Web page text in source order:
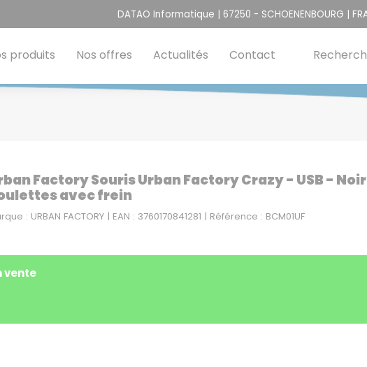
DATAO Informatique | 67250 - SCHOENENBOURG |
produits Nos offres Actualités Contact
Factory Souris Urban Factory Crazy - USB -
avec frein
: URBAN FACTORY | EAN : 3760170841281 | Référence : BCM01UF
vente